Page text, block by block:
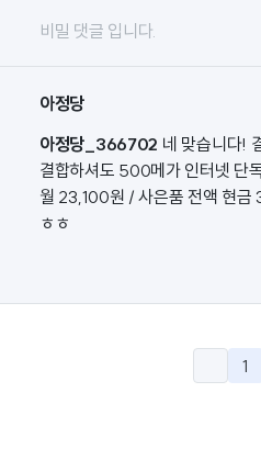
비밀 댓글 입니다.
아정당
아정당_366702 네 맞습니다!
결합하셔도 500메가 인터넷 단
월 23,100원 / 사은품 전액 현금
ㅎㅎ
1